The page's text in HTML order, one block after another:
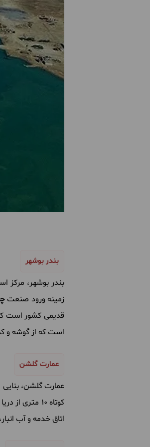
بندر بوشهر
بندر بوشهر، مرکز
زمینه ورود صنعت
قدیمی کشور است
است که از گوشه و
عمارت گلشن
عمارت گلشن، بنایی 120 ساله و یکی از جاذبه‌های دیدنی بوشهر که در سال 1377 به ثبت
کوتاه 10
اتاق خدمه و آب